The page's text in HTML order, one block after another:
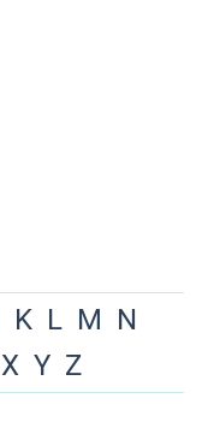
K L M N
X Y Z